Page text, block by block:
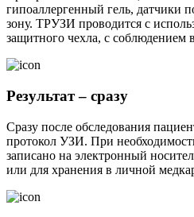
гипоаллергенный гель, датчики
зону. ТРУЗИ проводится с
защитного чехла, с соблюдением
Результат – сразу
Сразу после обследования
протокол УЗИ. При
записано на электронный
или для хранения в личной